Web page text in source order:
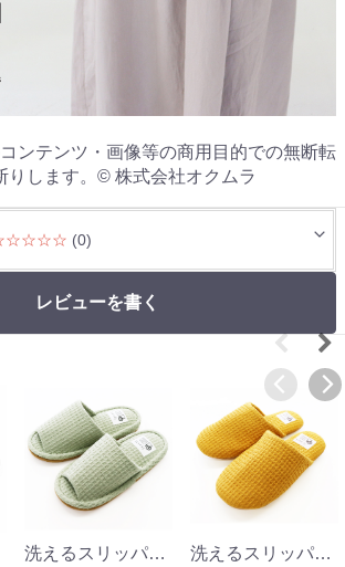
ンテンツ・画像等の商用目的での無断転
りします。© 株式会社オクムラ
(0)
レビューを書く
洗えるスリッパyoriヨリスタンダードスリッパMLサイズ ネット限定収納袋付き
洗えるスリッパyoriよりソフトスリッパMLサイズ ネット限定収納袋付き